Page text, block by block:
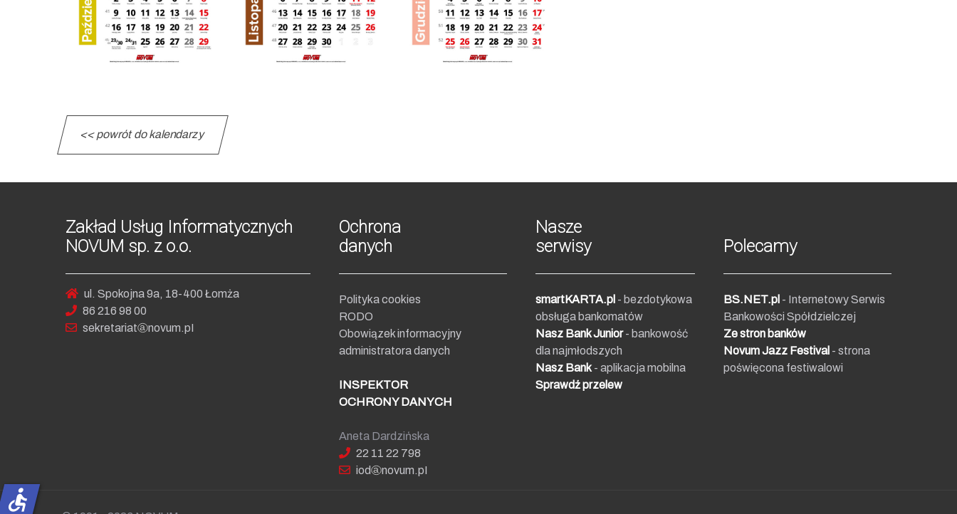
<< powrót do kalendarzy
Zakład Usług Informatycznych
NOVUM sp. z o.o.
ul. Spokojna 9a, 18-400 Łomża
86 216 98 00
sekretariat novum.pI
Ochrona
danych
Polityka cookies
RODO
Obowiązek informacyjny
administratora danych
INSPEKTOR
OCHRONY DANYCH
Aneta Dardzińska
22 11 22 798
iod
novum.pI
Nasze
serwisy
smartKARTA.pl - bezdotykowa
obsługa bankomatów
Nasz Bank Junior- bankowość
dla najmłodszych
Nasz Bank - aplikacja mobilna
Sprawdź przelew
Polecamy
BS.NET.pl - Internetowy Serwis
Bankowości Spółdzielczej
Ze stron banków
Novum Jazz Festival - strona
poświęcona festiwalowi
accessible